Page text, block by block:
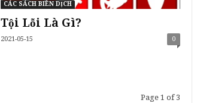
CÁC SÁCH BIÊN DỊCH
Tội Lỗi Là Gì?
2021-05-15 0
Page 1 of 3